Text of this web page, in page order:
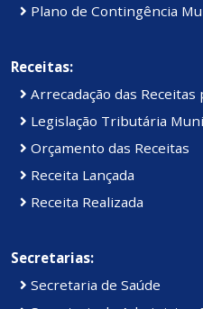
Plano de Contingência
Receitas:
Arrecadação das
Legislação Tributária
Orçamento das Receitas
Receita Lançada
Receita Realizada
Secretarias:
Secretaria de Saúde